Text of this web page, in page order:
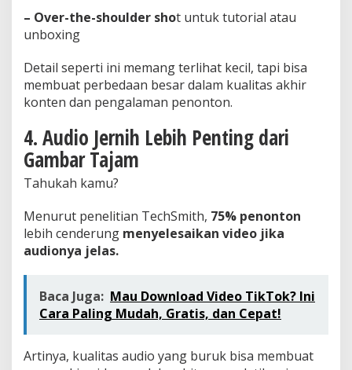
– Over-the-shoulder shot untuk tutorial atau
unboxing
Detail seperti ini memang terlihat kecil, tapi bisa
membuat perbedaan besar dalam kualitas akhir
konten dan pengalaman penonton.
4. Audio Jernih Lebih Penting dari
Gambar Tajam
Tahukah kamu?
Menurut penelitian TechSmith, 75% penonton
lebih cenderung menyelesaikan video jika
audionya jelas.
Baca Juga: Mau Download Video TikTok? Ini
Cara Paling Mudah, Gratis, dan Cepat!
Artinya, kualitas audio yang buruk bisa membuat